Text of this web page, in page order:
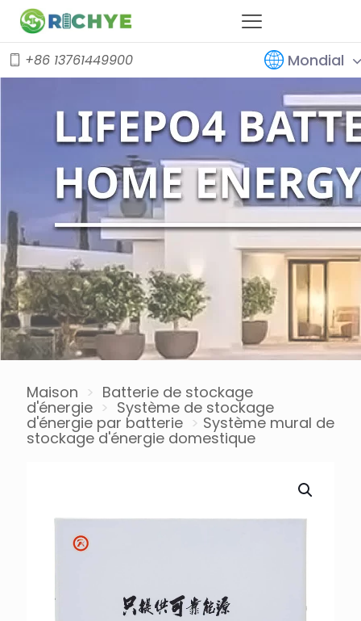
+86 13761449900 Mondial
Maison > Batterie de stockage
d'énergie > Système de stockage
d'énergie par batterie > Système mural de
stockage d'énergie domestique